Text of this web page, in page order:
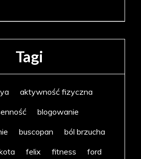
Tagi
aktywność fizyczna
blogowanie
buscopan
ból brzucha
felix fitness
ford